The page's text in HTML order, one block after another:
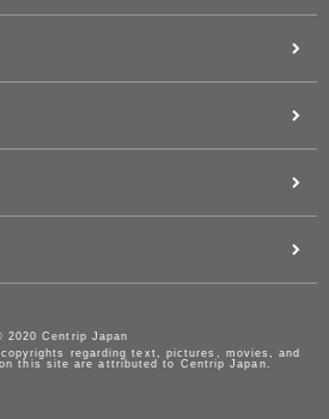
2020 Centrip Japan
regarding text, pictures, movies, and
this site are attributed to Centrip Japan.